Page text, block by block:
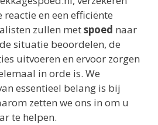
reactie en een efficiënte
zullen metspoed naar
situatie beoordelen, de
uitvoeren en ervoor zorgen
in orde is. We
essentieel belang is bij
zetten we ons in om u
te helpen.